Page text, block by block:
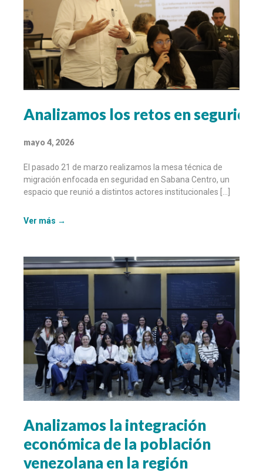
Analizamos los retos en
mayo 4, 2026
El pasado 21 de marzo realizamos la mesa técnica de
migración enfocada en seguridad en Sabana Centro, un
espacio que reunió a distintos actores institucionales […]
Ver más →
Analizamos la integración
económica de la población
venezolana en la región